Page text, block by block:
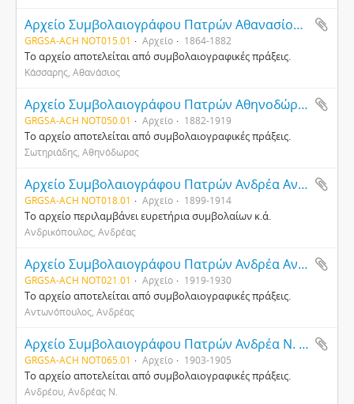
Αρχείο Συμβολαιογράφου Πατρών Αθανασίου Κάσσαρη
GRGSA-ACH NOT015.01 Αρχείο 1864-1882
Το αρχείο αποτελείται από συμβολαιογραφικές πράξεις.
Κάσσαρης, Αθανάσιος
Αρχείο Συμβολαιογράφου Πατρών Αθηνοδώρου Σωτηριάδου
GRGSA-ACH NOT050.01 Αρχείο 1882-1919
Το αρχείο αποτελείται από συμβολαιογραφικές πράξεις.
Σωτηριάδης, Αθηνόδωρος
Αρχείο Συμβολαιογράφου Πατρών Ανδρέα Ανδρικόπουλου
GRGSA-ACH NOT018.01 Αρχείο 1899-1914
Το αρχείο περιλαμβάνει ευρετήρια συμβολαίων κ.ά.
Ανδρικόπουλος, Ανδρέας
Αρχείο Συμβολαιογράφου Πατρών Ανδρέα Αντωνόπουλου
GRGSA-ACH NOT021.01 Αρχείο 1919-1930
Το αρχείο αποτελείται από συμβολαιογραφικές πράξεις.
Αντωνόπουλος, Ανδρέας
Αρχείο Συμβολαιογράφου Πατρών Ανδρέα Ν. Ανδρέου
GRGSA-ACH NOT065.01 Αρχείο 1903-1905
Το αρχείο αποτελείται από συμβολαιογραφικές πράξεις.
Ανδρέου, Ανδρέας Ν.